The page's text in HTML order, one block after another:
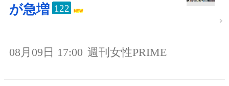
が急増 122
08月09日 17:00 週刊女性PRIME